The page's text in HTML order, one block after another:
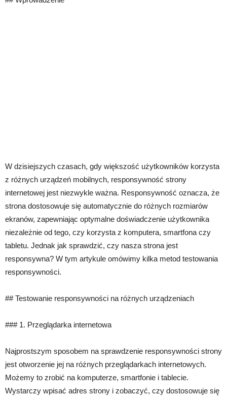
W dzisiejszych czasach, gdy większość użytkowników korzysta
z różnych urządzeń mobilnych, responsywność strony
internetowej jest niezwykle ważna. Responsywność oznacza, że
strona dostosowuje się automatycznie do różnych rozmiarów
ekranów, zapewniając optymalne doświadczenie użytkownika
niezależnie od tego, czy korzysta z komputera, smartfona czy
tabletu. Jednak jak sprawdzić, czy nasza strona jest
responsywna? W tym artykule omówimy kilka metod testowania
responsywności.
## Testowanie responsywności na różnych urządzeniach
### 1. Przeglądarka internetowa
Najprostszym sposobem na sprawdzenie responsywności strony
jest otworzenie jej na różnych przeglądarkach internetowych.
Możemy to zrobić na komputerze, smartfonie i tablecie.
Wystarczy wpisać adres strony i zobaczyć, czy dostosowuje się